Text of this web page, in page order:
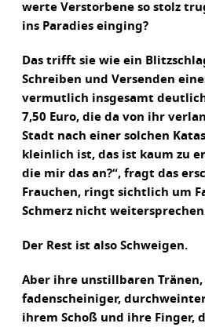
werte Verstorbene so stolz
ins Paradies einging?
Das trifft sie wie ein
Schreiben und Versenden
vermutlich insgesamt
7,50 Euro, die da von ihr
Stadt nach einer solchen
kleinlich ist, das ist kaum zu
die mir das an?“, fragt das
Frauchen, ringt sichtlich um
Schmerz nicht
Der Rest ist also Schweigen.
Aber ihre unstillbaren Tränen,
fadenscheiniger,
ihrem Schoß und ihre Finger,